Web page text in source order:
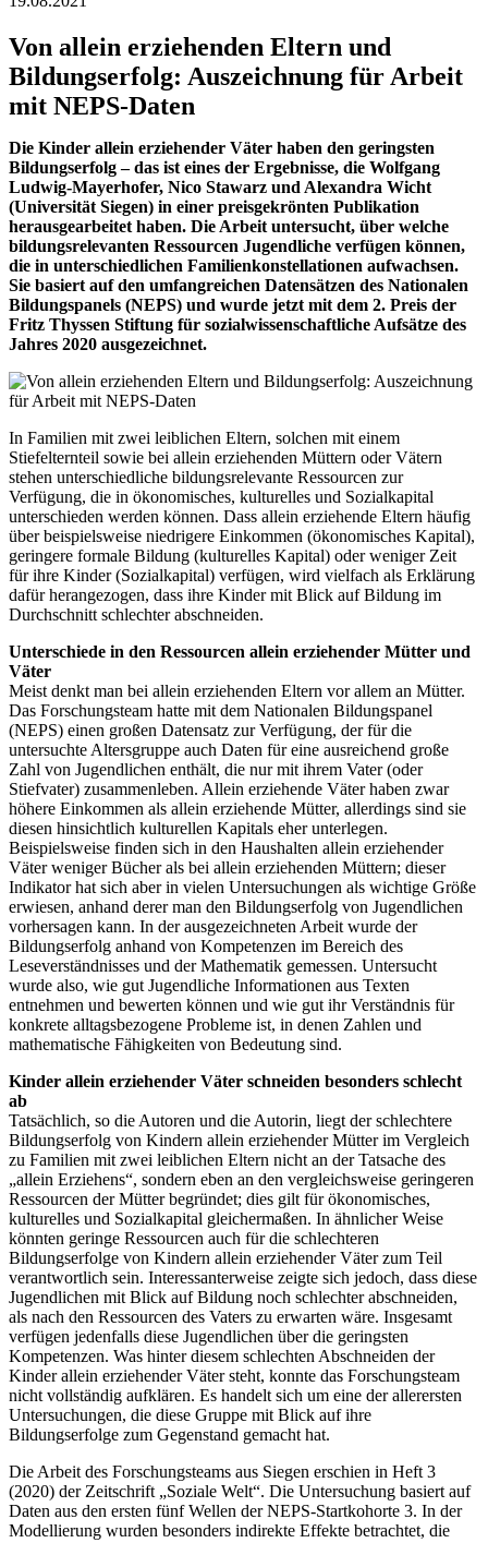
Von allein erziehenden Eltern und
Bildungserfolg: Auszeichnung für Arbeit
mit NEPS-Daten
Die Kinder allein erziehender Väter haben den geringsten
Bildungserfolg – das ist eines der Ergebnisse, die Wolfgang
Ludwig-Mayerhofer, Nico Stawarz und Alexandra Wicht
(Universität Siegen) in einer preisgekrönten Publikation
herausgearbeitet haben. Die Arbeit untersucht, über welche
bildungsrelevanten Ressourcen Jugendliche verfügen können,
die in unterschiedlichen Familienkonstellationen aufwachsen.
Sie basiert auf den umfangreichen Datensätzen des Nationalen
Bildungspanels (NEPS) und wurde jetzt mit dem 2. Preis der
Fritz Thyssen Stiftung für sozialwissenschaftliche Aufsätze des
Jahres 2020 ausgezeichnet.
In Familien mit zwei leiblichen Eltern, solchen mit einem
Stiefelternteil sowie bei allein erziehenden Müttern oder Vätern
stehen unterschiedliche bildungsrelevante Ressourcen zur
Verfügung, die in ökonomisches, kulturelles und Sozialkapital
unterschieden werden können. Dass allein erziehende Eltern häufig
über beispielsweise niedrigere Einkommen (ökonomisches Kapital),
geringere formale Bildung (kulturelles Kapital) oder weniger Zeit
für ihre Kinder (Sozialkapital) verfügen, wird vielfach als Erklärung
dafür herangezogen, dass ihre Kinder mit Blick auf Bildung im
Durchschnitt schlechter abschneiden.
Unterschiede in den Ressourcen allein erziehender Mütter und
Väter
Meist denkt man bei allein erziehenden Eltern vor allem an Mütter.
Das Forschungsteam hatte mit dem Nationalen Bildungspanel
(NEPS) einen großen Datensatz zur Verfügung, der für die
untersuchte Altersgruppe auch Daten für eine ausreichend große
Zahl von Jugendlichen enthält, die nur mit ihrem Vater (oder
Stiefvater) zusammenleben. Allein erziehende Väter haben zwar
höhere Einkommen als allein erziehende Mütter, allerdings sind sie
diesen hinsichtlich kulturellen Kapitals eher unterlegen.
Beispielsweise finden sich in den Haushalten allein erziehender
Väter weniger Bücher als bei allein erziehenden Müttern; dieser
Indikator hat sich aber in vielen Untersuchungen als wichtige Größe
erwiesen, anhand derer man den Bildungserfolg von Jugendlichen
vorhersagen kann. In der ausgezeichneten Arbeit wurde der
Bildungserfolg anhand von Kompetenzen im Bereich des
Leseverständnisses und der Mathematik gemessen. Untersucht
wurde also, wie gut Jugendliche Informationen aus Texten
entnehmen und bewerten können und wie gut ihr Verständnis für
konkrete alltagsbezogene Probleme ist, in denen Zahlen und
mathematische Fähigkeiten von Bedeutung sind.
Kinder allein erziehender Väter schneiden besonders schlecht
ab
Tatsächlich, so die Autoren und die Autorin, liegt der schlechtere
Bildungserfolg von Kindern allein erziehender Mütter im Vergleich
zu Familien mit zwei leiblichen Eltern nicht an der Tatsache des
„allein Erziehens“, sondern eben an den vergleichsweise geringeren
Ressourcen der Mütter begründet; dies gilt für ökonomisches,
kulturelles und Sozialkapital gleichermaßen. In ähnlicher Weise
könnten geringe Ressourcen auch für die schlechteren
Bildungserfolge von Kindern allein erziehender Väter zum Teil
verantwortlich sein. Interessanterweise zeigte sich jedoch, dass diese
Jugendlichen mit Blick auf Bildung noch schlechter abschneiden,
als nach den Ressourcen des Vaters zu erwarten wäre. Insgesamt
verfügen jedenfalls diese Jugendlichen über die geringsten
Kompetenzen. Was hinter diesem schlechten Abschneiden der
Kinder allein erziehender Väter steht, konnte das Forschungsteam
nicht vollständig aufklären. Es handelt sich um eine der allerersten
Untersuchungen, die diese Gruppe mit Blick auf ihre
Bildungserfolge zum Gegenstand gemacht hat.
Die Arbeit des Forschungsteams aus Siegen erschien in Heft 3
(2020) der Zeitschrift „Soziale Welt“. Die Untersuchung basiert auf
Daten aus den ersten fünf Wellen der NEPS-Startkohorte 3. In der
Modellierung wurden besonders indirekte Effekte betrachtet, die